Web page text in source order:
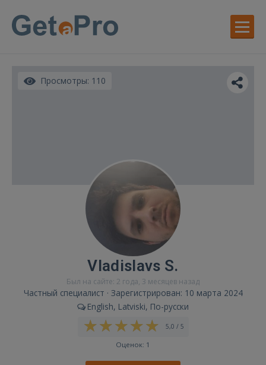
Просмотры: 110
Vladislavs S.
Был на сайте: 2 года, 3 месяцев назад
Частный специалист · Зарегистрирован: 10 марта 2024
English, Latviski, По-русски
5,0 / 5
Оценок: 1